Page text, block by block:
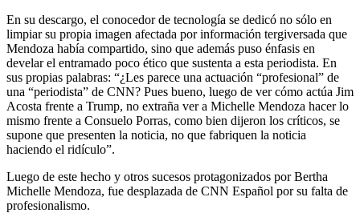
En su descargo, el conocedor de tecnología se dedicó no sólo en
limpiar su propia imagen afectada por información tergiversada que
Mendoza había compartido, sino que además puso énfasis en
develar el entramado poco ético que sustenta a esta periodista. En
sus propias palabras: “¿Les parece una actuación “profesional” de
una “periodista” de CNN? Pues bueno, luego de ver cómo actúa Jim
Acosta frente a Trump, no extraña ver a Michelle Mendoza hacer lo
mismo frente a Consuelo Porras, como bien dijeron los críticos, se
supone que presenten la noticia, no que fabriquen la noticia
haciendo el ridículo”.
Luego de este hecho y otros sucesos protagonizados por Bertha
Michelle Mendoza, fue desplazada de CNN Español por su falta de
profesionalismo.